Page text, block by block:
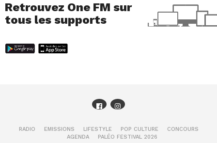
Retrouvez One FM sur
tous les supports
RADIO EMISSIONS LIFESTYLE POP CULTURE
CONCOURS
AGENDA
PALÉO FESTIVAL 2026